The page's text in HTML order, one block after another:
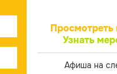
Просмотреть
Узнать
Афиша на